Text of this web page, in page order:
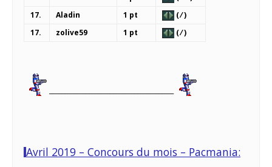
17.
Aladin 1 pt
( ⁄ )
17.
zolive59 1 pt ( ⁄ )
Avril 2019 – Concours du mois – Pacmania: